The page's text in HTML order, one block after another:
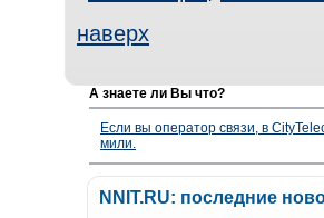
наверх
А знаете ли Вы что?
Если вы оператор связи, в
мили.
NNIT.RU: последние